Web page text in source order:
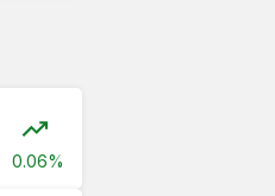
0.06%